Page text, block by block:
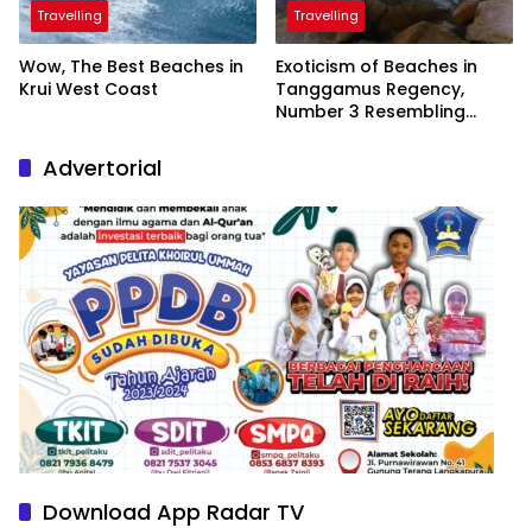
Travelling
Wow, The Best Beaches in
Krui West Coast
Travelling
Exoticism of Beaches in
Tanggamus Regency,
Number 3 Resembling
Advertorial
Download App Radar TV